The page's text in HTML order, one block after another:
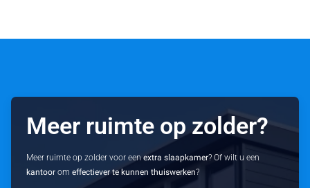
Meer ruimte op zolder?
Meer ruimte op zolder voor eenextra slaapkamer? Of wilt u een
kantoor omeffectiever te kunnen thuiswerken?